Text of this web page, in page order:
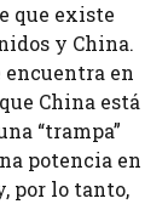
que existe
y China.
encuentra en
China está
“trampa”
potencia en
por lo tanto,